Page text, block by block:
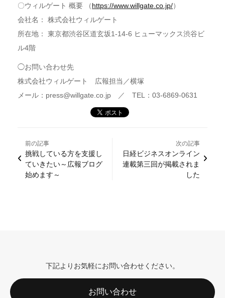
〇ウィルゲート 概要 （https://www.willgate.co.jp/）
会社名： 株式会社ウィルゲート
所在地： 東京都渋谷区道玄坂1-14-6 ヒューマックス渋谷ビ
ル4階
◯お問い合わせ先
株式会社ウィルゲート 広報担当／横塚
メール：press@willgate.co.jp ／ TEL：03-6869-0631
前の記事
挑戦している方を支援し
ていきたい～広報ブログ
始めます～
次の記事
日経ビジネスオンライン
連載第三回が掲載されま
した
下記よりお気軽にお問い合わせください。
お問い合わせ